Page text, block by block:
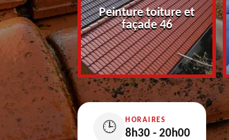
de façade
Peinture toiture et
façade 46
🕒
HORAIRES
8h30 - 20h00